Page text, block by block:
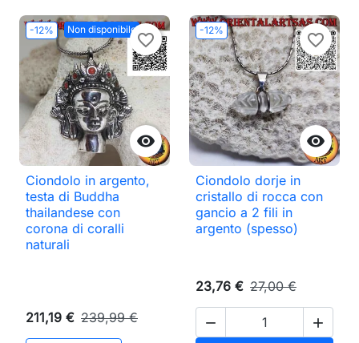
-12% Non disponibile

favorite_border
Ciondolo in argento,
testa di Buddha
thailandese con
corona di coralli
naturali
211,19 € 239,99 €
-12%

favorite_border
Ciondolo dorje in
cristallo di rocca con
gancio a 2 fili in
argento (spesso)
23,76 € 27,00 €
 